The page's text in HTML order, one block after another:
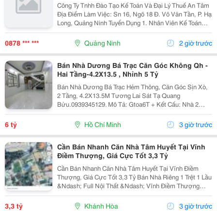
Công Ty Tnhh Đào Tạo Kế Toán Và Đại Lý Thuế An Tâm
Địa Điểm Làm Việc: Sn 16, Ngõ 18 Đ. Võ Văn Tần, P. Hạ
Long, Quảng Ninh Tuyển Dụng 1. Nhân Viên Kế Toán
Thuế : 05 Mô Tả Công Việc: &Bull; Thực Hiện Các Công
Việc Liên Quan Đến Kế Toán Thuế...
0878 *** *** Quảng Ninh 2 giờ trước
Bán Nhà Dương Bá Trạc Căn Góc Không Qh -
Hai Tầng-4.2X13.5 , Nhỉnh 5 Tỷ
Bán Nhà Dương Bá Trạc Hẻm Thông, Căn Góc Sịn Xò,
2 Tầng, 4.2X13.5M Tương Lai Sát Tạ Quang
Bửu.0939345129. Mô Tả: Gtoa6T + Kết Cấu: Nhà 2
Tầng Btct Kiên Cố, 2 Phòng. + Vị Trí: Ngay Dương Bá
Trạc Thông Tạ Quang Bửu, Âu Dương Lân, Nguyễn Thị
Tần, Dạ...
6 tỷ Hồ Chí Minh 3 giờ trước
Cần Bán Nhanh Căn Nhà Tâm Huyết Tại Vĩnh
Điềm Thượng, Giá Cực Tốt 3,3 Tỷ
Cần Bán Nhanh Căn Nhà Tâm Huyết Tại Vĩnh Điềm
Thượng, Giá Cực Tốt 3,3 Tỷ Bán Nhà Riêng 1 Trệt 1 Lầu
&Ndash; Full Nội Thất &Ndash; Vĩnh Điềm Thượng
&Ndash; Gần 23/10 Vị Trí: Thôn Vĩnh Điềm Thượng,
Cách Đường 23/10 Chỉ 50M Hẻm Thông Thoáng, Kết...
3,3 tỷ Khánh Hòa 3 giờ trước